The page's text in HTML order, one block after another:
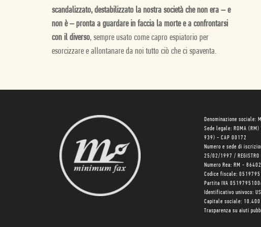
scandalizzato, destabilizzato la nostra società che non era – e
non è – pronta a guardare in faccia la morte e a confrontarsi
con il diverso, sempre usato come capro espiatorio per
esorcizzare e allontanare da noi tutto ciò che ci spaventa.
Denominazione sociale:
Sede legale: ROMA (RM)
939) - CAP 00172
Numero e sede di
25/02/1997 / REGISTRO
Numero Rea: RM -
Codice fiscale:
Partita IVA
Identificativo univoco:
Capitale sociale: 10.400
Trasparenza su aiuti